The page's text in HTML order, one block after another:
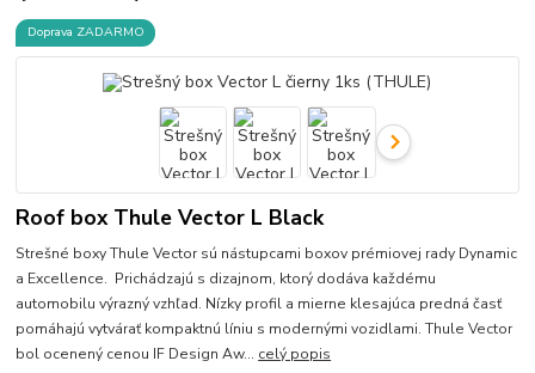
Doprava ZADARMO
Roof box Thule Vector L Black
Strešné boxy Thule Vector sú nástupcami boxov prémiovej rady Dynamic
a Excellence. Prichádzajú s dizajnom, ktorý dodáva každému
automobilu výrazný vzhľad. Nízky profil a mierne klesajúca predná časť
pomáhajú vytvárať kompaktnú líniu s modernými vozidlami. Thule Vector
bol ocenený cenou IF Design Aw... celý popis